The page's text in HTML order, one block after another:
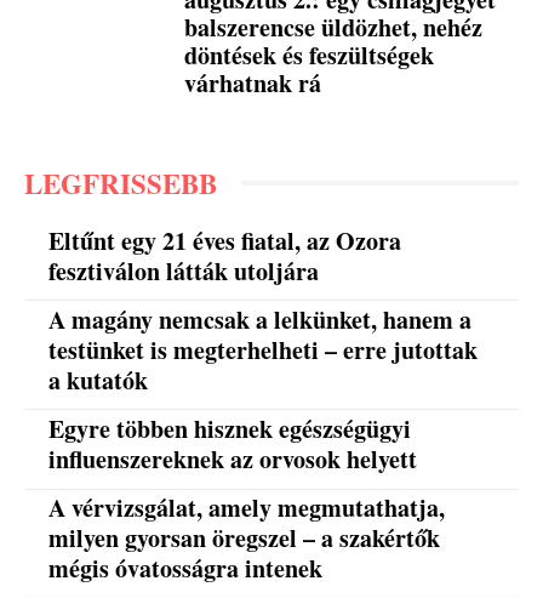
balszerencse üldözhet, nehéz
döntések és feszültségek
várhatnak rá
LEGFRISSEBB
Eltűnt egy 21 éves fiatal, az Ozora
fesztiválon látták utoljára
A magány nemcsak a lelkünket, hanem a
testünket is megterhelheti – erre jutottak
a kutatók
Egyre többen hisznek egészségügyi
influenszereknek az orvosok helyett
A vérvizsgálat, amely megmutathatja,
milyen gyorsan öregszel – a szakértők
mégis óvatosságra intenek